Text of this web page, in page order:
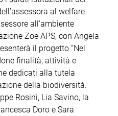
al welfare
all’ambiente
Zoe APS, con Angela
il progetto “Nel
finalità, attività e
dedicati alla tutela
della biodiversità.
Rosini, Lia Savino, la
Doro e Sara